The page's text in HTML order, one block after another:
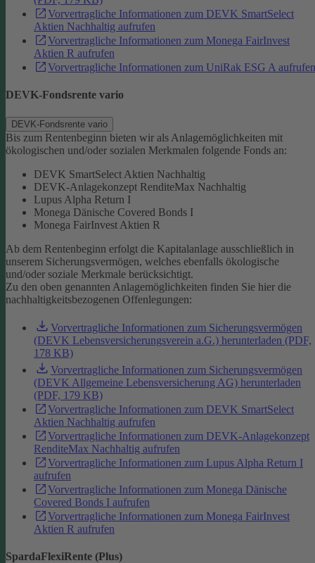
Vorvertragliche Informationen zum DEVK SmartSelect
Aktien Nachhaltig aufrufen
Vorvertragliche Informationen zum Monega FairInvest
Aktien R aufrufen
Vorvertragliche Informationen zum UniRak ESG A aufrufen
DEVK-Fondsrente vario
DEVK-Fondsrente vario
Bis zum Rentenbeginn bieten wir als Anlagemöglichkeiten mit
ökologischen und/oder sozialen Merkmalen folgende Fonds an:
DEVK SmartSelect Aktien Nachhaltig
DEVK-Anlagekonzept RenditeMax Nachhaltig
Lupus Alpha Return I
Monega Dänische Covered Bonds I
Monega FairInvest Aktien R
Ab dem Rentenbeginn erfolgt die Kapitalanlage ausschließlich in
unserem Sicherungsvermögen, welches ebenfalls ökologische
und/oder soziale Merkmale berücksichtigt.
Zu den oben genannten Anlagemöglichkeiten finden Sie hier die
nachhaltigkeitsbezogenen Offenlegungen:
Vorvertragliche Informationen zum Sicherungsvermögen
(DEVK Lebensversicherungsverein a.G.) herunterladen (PDF,
178 KB)
Vorvertragliche Informationen zum Sicherungsvermögen
(DEVK Allgemeine Lebensversicherung AG) herunterladen
(PDF, 179 KB)
Vorvertragliche Informationen zum DEVK SmartSelect
Aktien Nachhaltig aufrufen
Vorvertragliche Informationen zum DEVK-Anlagekonzept
RenditeMax Nachhaltig aufrufen
Vorvertragliche Informationen zum Lupus Alpha Return I
aufrufen
Vorvertragliche Informationen zum Monega Dänische
Covered Bonds I aufrufen
Vorvertragliche Informationen zum Monega FairInvest
Aktien R aufrufen
SpardaFlexiRente (Plus)